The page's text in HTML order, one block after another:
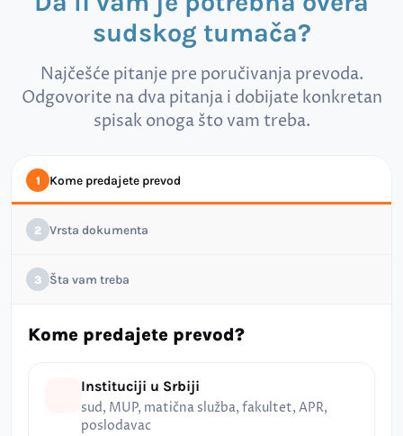
sudskog tumača?
Najčešće pitanje pre poručivanja prevoda.
Odgovorite na dva pitanja i dobijate konkretan
spisak onoga što vam treba.
1 Kome predajete prevod
2 Vrsta dokumenta
3 Šta vam treba
Kome predajete prevod?
Instituciji u Srbiji
sud, MUP, matična služba, fakultet, APR,
poslodavac